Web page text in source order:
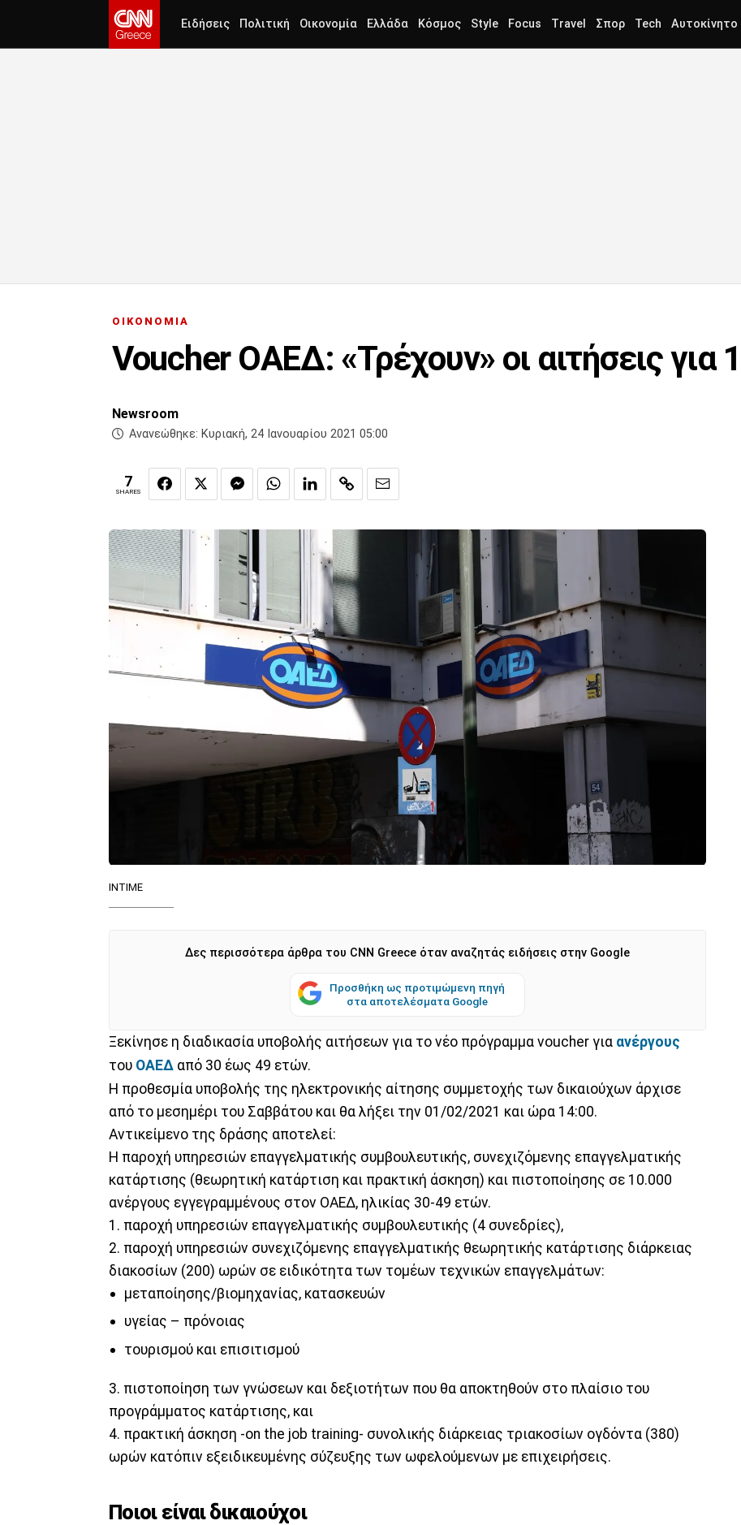
Ειδήσεις Πολιτική Οικονομία Ελλάδα Κόσμος Style Focus Travel Σπορ Tech Αυτοκίνητο
ΟΙΚΟΝΟΜΙΑ
Voucher ΟΑΕΔ: «Τρέχουν» οι αιτήσεις για
Newsroom
Ανανεώθηκε: Κυριακή, 24 Ιανουαρίου 2021 05:00
7
SHARES
INTIME
Δες περισσότερα άρθρα του CNN Greece όταν αναζητάς ειδήσεις στην Google
Προσθήκη ως προτιμώμενη πηγή
στα αποτελέσματα Google
Ξεκίνησε η διαδικασία υποβολής αιτήσεων για το νέο πρόγραμμα voucher για ανέργους
του ΟΑΕΔ από 30 έως 49 ετών.
Η προθεσμία υποβολής της ηλεκτρονικής αίτησης συμμετοχής των δικαιούχων άρχισε
από το μεσημέρι του Σαββάτου και θα λήξει την 01/02/2021 και ώρα 14:00.
Αντικείμενο της δράσης αποτελεί:
H παροχή υπηρεσιών επαγγελματικής συμβουλευτικής, συνεχιζόμενης επαγγελματικής
κατάρτισης (θεωρητική κατάρτιση και πρακτική άσκηση) και πιστοποίησης σε 10.000
ανέργους εγγεγραμμένους στον ΟΑΕΔ, ηλικίας 30-49 ετών.
1. παροχή υπηρεσιών επαγγελματικής συμβουλευτικής (4 συνεδρίες),
2. παροχή υπηρεσιών συνεχιζόμενης επαγγελματικής θεωρητικής κατάρτισης διάρκειας
διακοσίων (200) ωρών σε ειδικότητα των τομέων τεχνικών επαγγελμάτων:
μεταποίησης/βιομηχανίας, κατασκευών
υγείας – πρόνοιας
τουρισμού και επισιτισμού
3. πιστοποίηση των γνώσεων και δεξιοτήτων που θα αποκτηθούν στο πλαίσιο του
προγράμματος κατάρτισης, και
4. πρακτική άσκηση -on the job training- συνολικής διάρκειας τριακοσίων ογδόντα (380)
ωρών κατόπιν εξειδικευμένης σύζευξης των ωφελούμενων με επιχειρήσεις.
Ποιοι είναι δικαιούχοι